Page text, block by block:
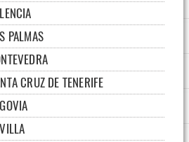
PALMAS
CRUZ DE TENERIFE